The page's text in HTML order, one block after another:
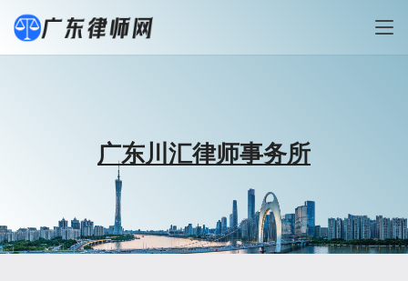
广东川汇律师事务所